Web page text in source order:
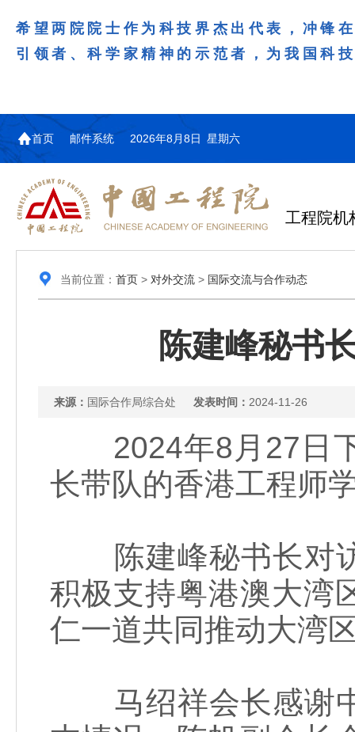
希望两院院士作为科技界杰出代表，冲锋
引领者、科学家精神的示范者，为我国科
首页 邮件系统 2026年8月8日 星期六
工程院机
当前位置： 首页> 对外交流> 国际交流与合作动态
陈建峰秘书
来源： 国际合作局综合处 发表时间： 2024-11-26
2024年8月27日下
长带队的香港工程师
陈建峰秘书长对访
积极支持粤港澳大湾
仁一道共同推动大湾
马绍祥会长感谢中